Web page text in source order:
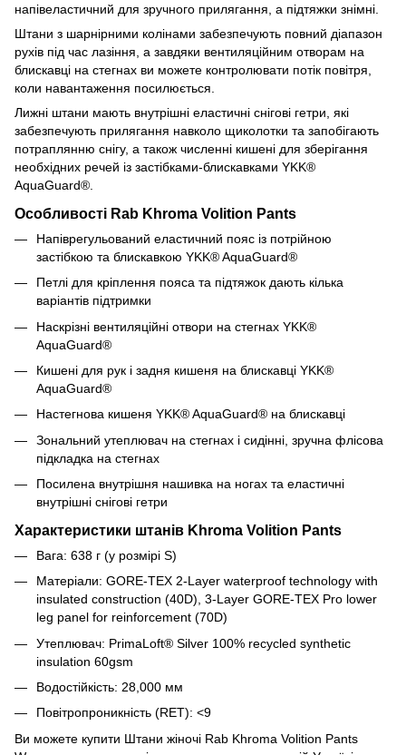
напівеластичний для зручного прилягання, а підтяжки знімні.
Штани з шарнірними колінами забезпечують повний діапазон
рухів під час лазіння, а завдяки вентиляційним отворам на
блискавці на стегнах ви можете контролювати потік повітря,
коли навантаження посилюється.
Лижні штани мають внутрішні еластичні снігові гетри, які
забезпечують прилягання навколо щиколотки та запобігають
потраплянню снігу, а також численні кишені для зберігання
необхідних речей із застібками-блискавками YKK®
AquaGuard®.
Особливості Rab Khroma Volition Pants
Напіврегульований еластичний пояс із потрійною
застібкою та блискавкою YKK® AquaGuard®
Петлі для кріплення пояса та підтяжок дають кілька
варіантів підтримки
Наскрізні вентиляційні отвори на стегнах YKK®
AquaGuard®
Кишені для рук і задня кишеня на блискавці YKK®
AquaGuard®
Настегнова кишеня YKK® AquaGuard® на блискавці
Зональний утеплювач на стегнах і сидінні, зручна флісова
підкладка на стегнах
Посилена внутрішня нашивка на ногах та еластичні
внутрішні снігові гетри
Характеристики штанів Khroma Volition Pants
Вага: 638 г (у розмірі S)
Матеріали: GORE-TEX 2-Layer waterproof technology with
insulated construction (40D), 3-Layer GORE-TEX Pro lower
leg panel for reinforcement (70D)
Утеплювач: PrimaLoft® Silver 100% recycled synthetic
insulation 60gsm
Водостійкість: 28,000 мм
Повітропроникність (RET): <9
Ви можете купити Штани жіночі Rab Khroma Volition Pants